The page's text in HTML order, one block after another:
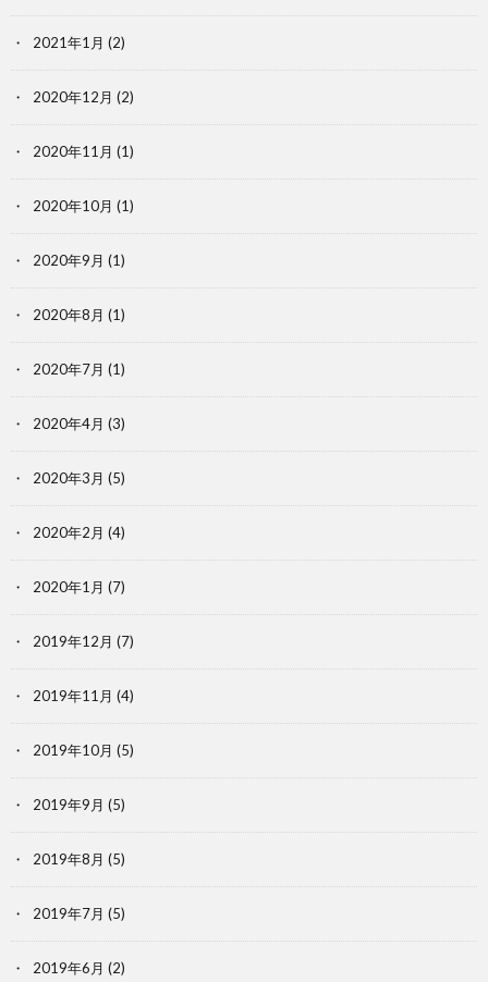
2021年1月 (2)
2020年12月 (2)
2020年11月 (1)
2020年10月 (1)
2020年9月 (1)
2020年8月 (1)
2020年7月 (1)
2020年4月 (3)
2020年3月 (5)
2020年2月 (4)
2020年1月 (7)
2019年12月 (7)
2019年11月 (4)
2019年10月 (5)
2019年9月 (5)
2019年8月 (5)
2019年7月 (5)
2019年6月 (2)